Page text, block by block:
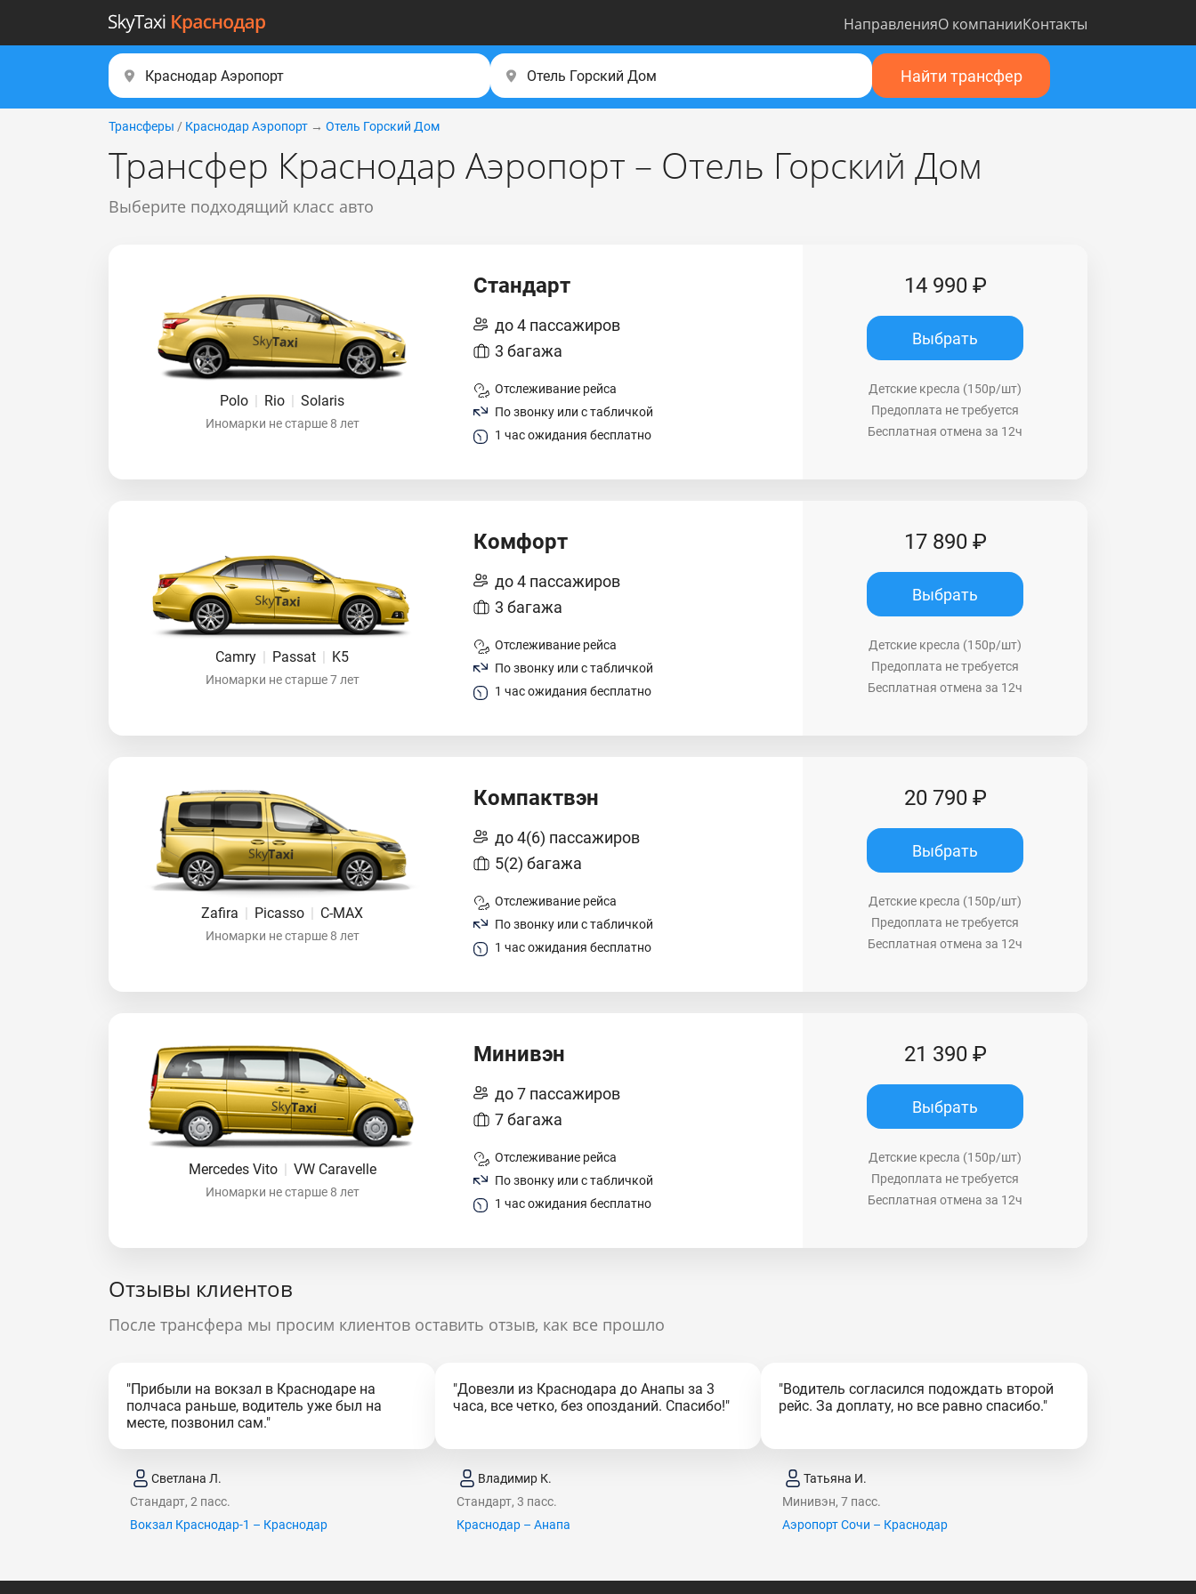
НаправленияО компанииКонтакты
Найти трансфер
Трансферы / Краснодар Аэропорт → Отель Горский Дом
Трансфер Краснодар Аэропорт – Отель Горский Дом
Выберите подходящий класс авто
Polo | Rio | Solaris
Иномарки не старше 8 лет
Стандарт
до 4 пассажиров
3 багажа
Отслеживание рейса
По звонку или с табличкой
1 час ожидания бесплатно
14 990 ₽
Выбрать
Детские кресла (150р/шт)
Предоплата не требуется
Бесплатная отмена за 12ч
Camry | Passat | K5
Иномарки не старше 7 лет
Комфорт
до 4 пассажиров
3 багажа
Отслеживание рейса
По звонку или с табличкой
1 час ожидания бесплатно
17 890 ₽
Выбрать
Детские кресла (150р/шт)
Предоплата не требуется
Бесплатная отмена за 12ч
Zafira | Picasso | C-MAX
Иномарки не старше 8 лет
Компактвэн
до 4(6) пассажиров
5(2) багажа
Отслеживание рейса
По звонку или с табличкой
1 час ожидания бесплатно
20 790 ₽
Выбрать
Детские кресла (150р/шт)
Предоплата не требуется
Бесплатная отмена за 12ч
Mercedes Vito | VW Caravelle
Иномарки не старше 8 лет
Минивэн
до 7 пассажиров
7 багажа
Отслеживание рейса
По звонку или с табличкой
1 час ожидания бесплатно
21 390 ₽
Выбрать
Детские кресла (150р/шт)
Предоплата не требуется
Бесплатная отмена за 12ч
Отзывы клиентов
После трансфера мы просим клиентов оставить отзыв, как все прошло
"Прибыли на вокзал в Краснодаре на
полчаса раньше, водитель уже был на
месте, позвонил сам."
Светлана Л.
Стандарт, 2 пасс.
Вокзал Краснодар-1 – Краснодар
"Довезли из Краснодара до Анапы за 3
часа, все четко, без опозданий. Спасибо!"
Владимир К.
Стандарт, 3 пасс.
Краснодар – Анапа
"Водитель согласился подождать второй
рейс. За доплату, но все равно спасибо."
Татьяна И.
Минивэн, 7 пасс.
Аэропорт Сочи – Краснодар